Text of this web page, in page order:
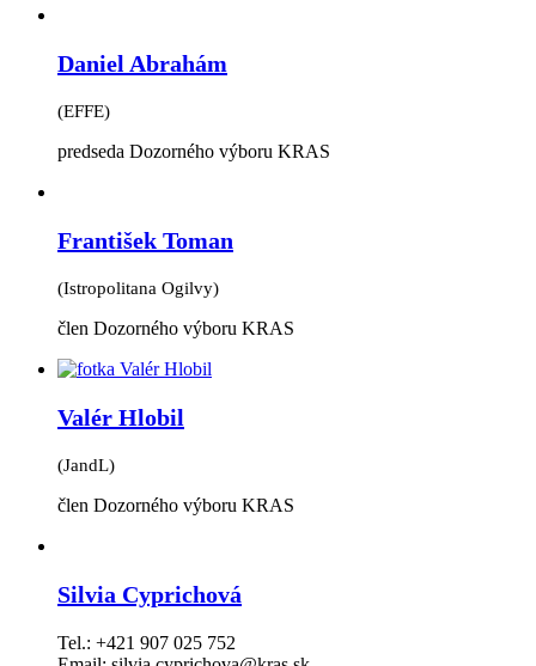
Daniel Abrahám
(EFFE)
predseda Dozorného výboru KRAS
František Toman
(Istropolitana Ogilvy)
člen Dozorného výboru KRAS
Valér Hlobil
(JandL)
člen Dozorného výboru KRAS
Silvia Cyprichová
Tel.: +421 907 025 752